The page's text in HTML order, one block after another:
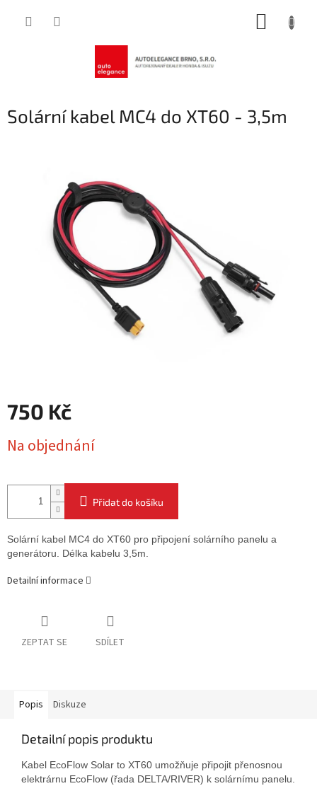
Solární kabel MC4 do XT60 - 3,5m
750 Kč
cena:
Na objednání
Přidat do košíku
Solární kabel MC4 do XT60 pro připojení solárního panelu a
generátoru. Délka kabelu 3,5m.
Detailní informace
ZEPTAT SE SDÍLET
Popis Diskuze
Detailní popis produktu
Kabel EcoFlow Solar to XT60 umožňuje připojit přenosnou
elektrárnu EcoFlow (řada DELTA/RIVER) k solárnímu panelu.